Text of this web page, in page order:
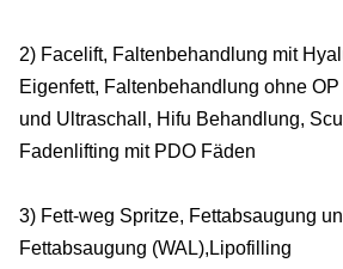
2) Facelift, Faltenbehandlung mit
Eigenfett, Faltenbehandlung ohne
und Ultraschall, Hifu Behandlung,
Fadenlifting mit PDO Fäden
3) Fett-weg Spritze, Fettabsaugung
Fettabsaugung (WAL),Lipofilling